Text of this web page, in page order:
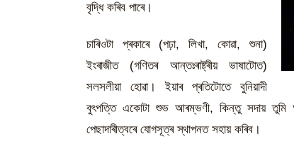
বৃদ্ধি কৰিব পাৰে।
চাৰিওটা প্ৰকাৰে (পঢ়া, লিখা, কোৱা, শুনা)
ইংৰাজীত (গণিতৰ আন্তঃৰাষ্ট্ৰীয় ভাষাটোত)
সলসলীয়া হোৱা। ইয়াৰ প্ৰতিটোতে বুনিয়াদী
বুৎপত্তি একোটা শুভ আৰম্ভণী, কিন্তু সদায় তুমি
পেছাদাৰীত্বৰে যোগসূত্ৰ স্থাপনত সহায় কৰিব।